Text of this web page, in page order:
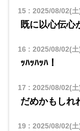
15: 2025/08/02(
既に以心伝心
16 : 2025/08/02(
ｯﾊｯﾊｯﾊ！
17 : 2025/08/02(
だめかもしれ
19: 2025/08/02(